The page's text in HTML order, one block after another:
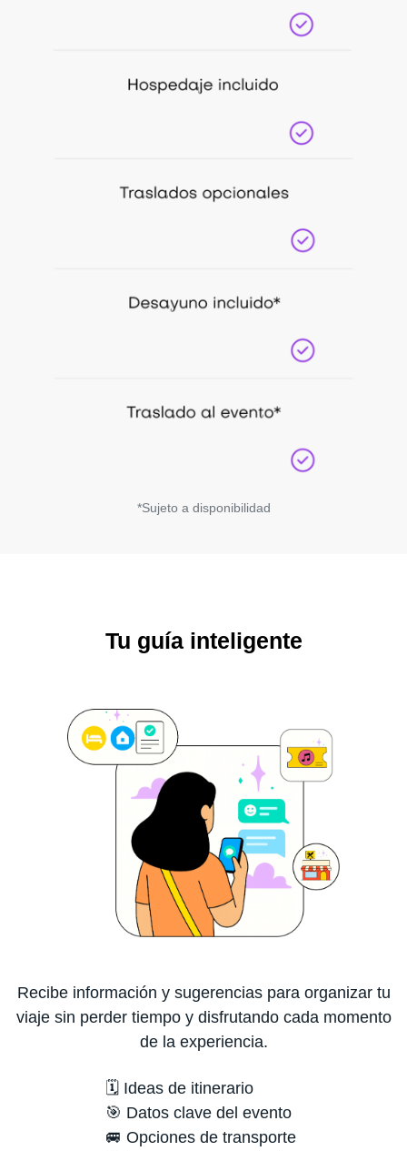
*Sujeto a disponibilidad
Tu guía inteligente
Recibe información y sugerencias para organizar tu
viaje sin perder tiempo y disfrutando cada momento
de la experiencia.
🗓️ Ideas de itinerario
🎯 Datos clave del evento
🚐 Opciones de transporte